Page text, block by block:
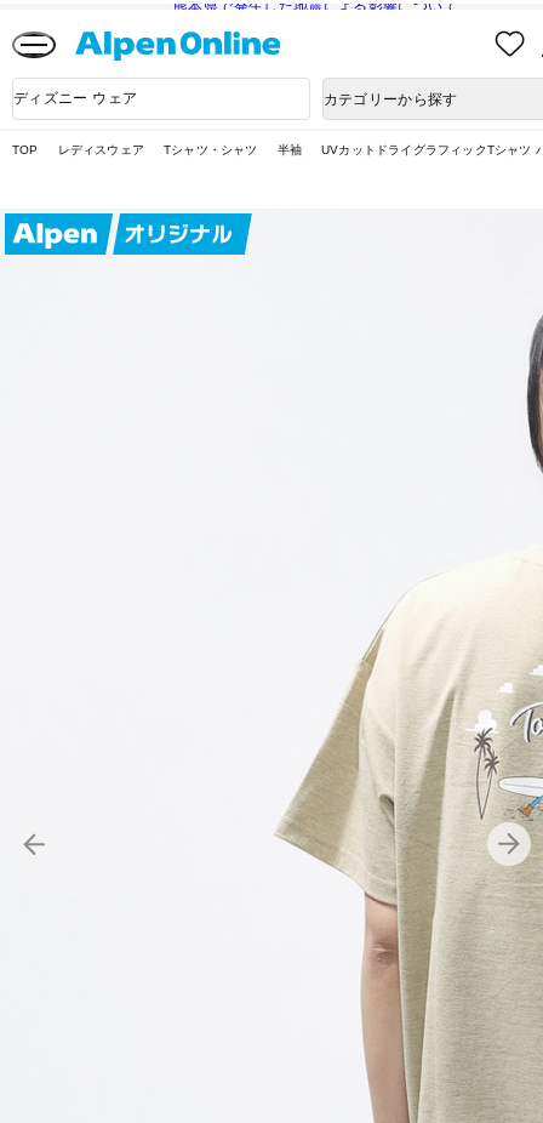
熊本県で発生した地震による影響について
入
品
検
カテゴリーから探す
TOP レディスウェア Tシャツ・シャツ 半袖 UVカットドライグラフィックTシャツ